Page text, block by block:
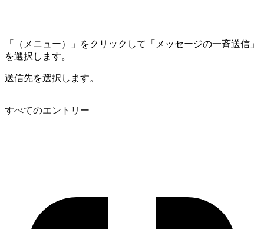
「（メニュー）」をクリックして「メッセージの一斉送信」
を選択します。
送信先を選択します。
すべてのエントリー